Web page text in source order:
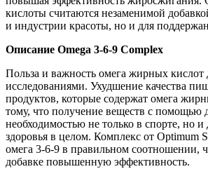
кислоты считаются незаменимой
и индустрии красоты, но и для
Описание Omega 3-6-9 Complex
Польза и важность омега жирных кислот
исследованиями. Ухудшение качества
продуктов, которые содержат омега
тому, что получение веществ с помощью
необходимостью не только в спорте, но
здоровья в целом. Комплекс от Optimum
омега 3-6-9 в правильном соотношении,
добавке повышенную эффективность.